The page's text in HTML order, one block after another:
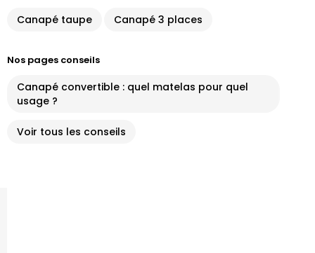
Canapé taupe Canapé 3 places
Nos pages conseils
Canapé convertible : quel matelas pour quel
usage ?
Voir tous les conseils